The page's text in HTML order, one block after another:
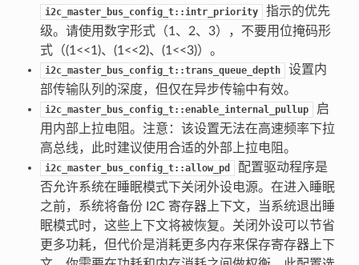
i2c_master_bus_config_t::intr_priority
指示的优先
级。请使用数字形式（1、2、3），不要用位掩码形
式（(1<<1)、(1<<2)、(1<<3)）。
i2c_master_bus_config_t::trans_queue_depth
设置内
部传输队列的深度，但仅在异步传输中有效。
i2c_master_bus_config_t::enable_internal_pullup
启
用内部上拉电阻。注意：该设置无法在高速频率下拉
高总线，此时建议使用合适的外部上拉电阻。
i2c_master_bus_config_t::allow_pd
配置驱动程序是
否允许系统在睡眠模式下关闭外设电源。在进入睡眠
之前，系统将备份 I2C 寄存器上下文，当系统退出睡
眠模式时，这些上下文将被恢复。关闭外设可以节省
更多功耗，但代价是消耗更多内存来保存寄存器上下